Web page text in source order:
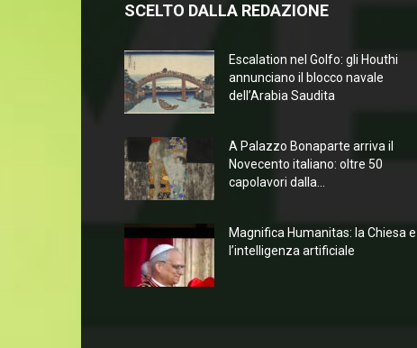
SCELTO DALLA REDAZIONE
Escalation nel Golfo: gli Houthi
annunciano il blocco navale
dell’Arabia Saudita
A Palazzo Bonaparte arriva il
Novecento italiano: oltre 50
capolavori dalla...
Magnifica Humanitas: la Chiesa e
l’intelligenza artificiale